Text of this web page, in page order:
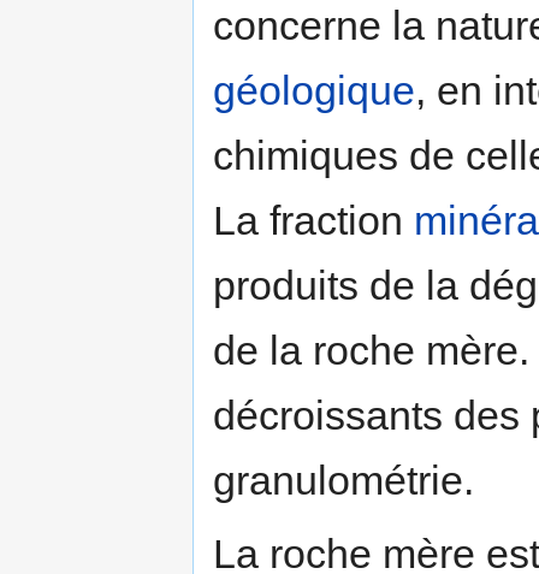
concerne la
géologique, en
chimiques de
La fraction
produits de la
de la roche
décroissants des
granulométrie.
La roche mère